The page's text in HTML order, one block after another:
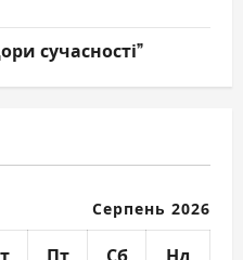
сучасності”
Серпень 2026